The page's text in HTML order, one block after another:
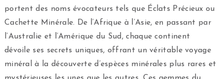
portent des noms évocateurs tels que Éclats Précieux ou
Cachette Minérale. De l’Afrique à l’Asie, en passant par
l’Australie et l’Amérique du Sud, chaque continent
dévoile ses secrets uniques, offrant un véritable voyage
minéral à la découverte d’espèces minérales plus rares et